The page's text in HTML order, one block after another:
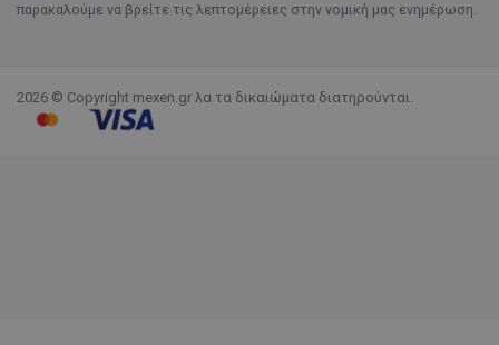
παρακαλούμε να βρείτε τις λεπτομέρειες στην νομική μας ενημέρωση.
2026 © Copyright mexen.gr λα τα δικαιώματα διατηρούνται.